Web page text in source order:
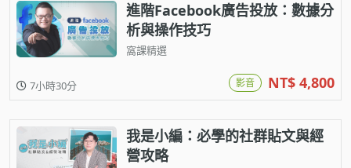
進階Facebook廣告投放：數據分
析與操作技巧
窩課精選
7小時30分 影音 NT$ 4,800
我是小編：必學的社群貼文與經
營攻略